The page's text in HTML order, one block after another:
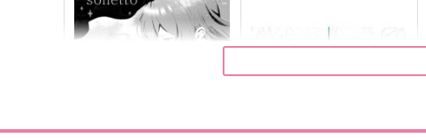
NEVER ENDING
モカ喫茶
サンプル 作品詳細
観音坂独歩×神宮寺寂雷
サンプル 作品詳細